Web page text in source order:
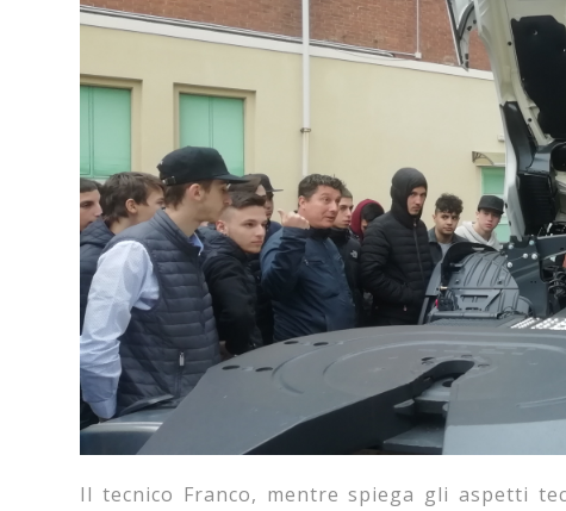
Il tecnico Franco, mentre spiega gli aspetti